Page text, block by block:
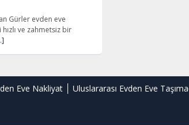
Gürler evden eve
ve zahmetsiz bir
Eve Nakliyat Uluslararası Evden Eve